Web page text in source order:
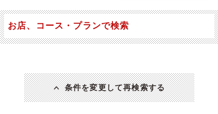
お店、コース・プランで検索
条件を変更して再検索する